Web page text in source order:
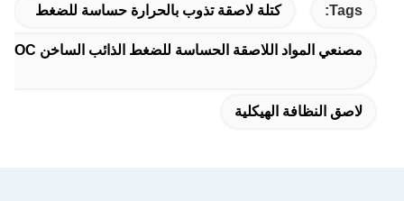
Tags: كتلة لاصقة تذوب بالحرارة حساسة للضغط
مصنعي المواد اللاصقة الحساسة للضغط الذائب الساخن VOC
لاصق النظافة الهيكلية